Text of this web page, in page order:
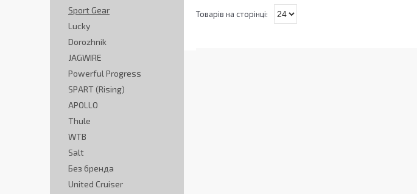
Sport Gear
Lucky
Dorozhnik
JAGWIRE
Powerful Progress
SPART (Rising)
APOLLO
Thule
WTB
Salt
Без бренда
United Cruiser